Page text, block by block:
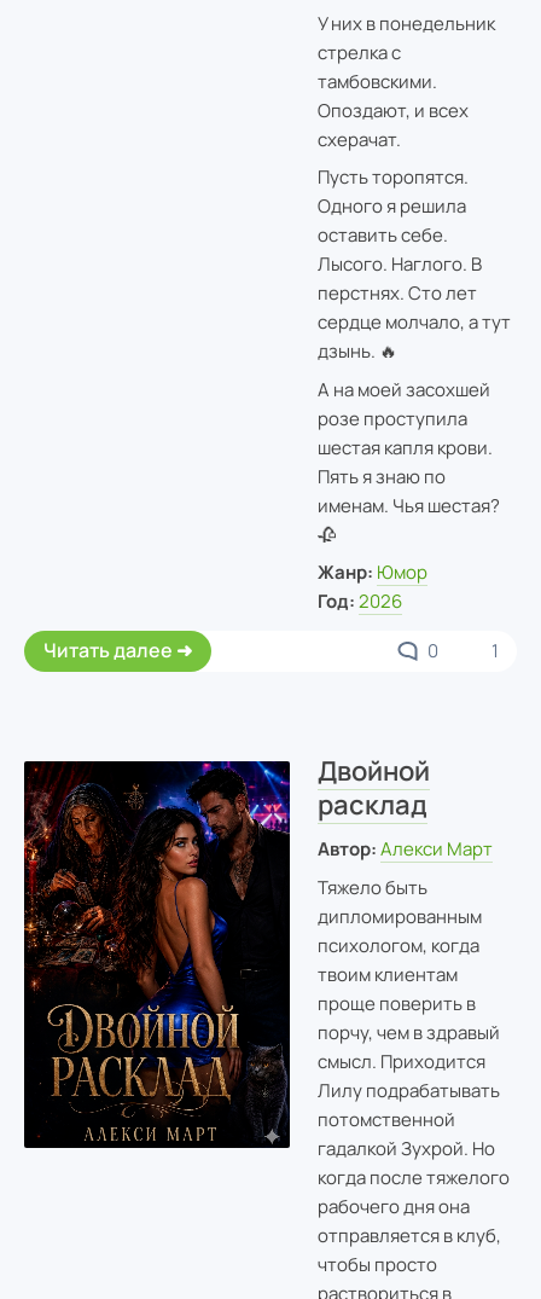
У них в понедельник
стрелка с
тамбовскими.
Опоздают, и всех
схерачат.
Пусть торопятся.
Одного я решила
оставить себе.
Лысого. Наглого. В
перстнях. Сто лет
сердце молчало, а тут
дзынь. 🔥
А на моей засохшей
розе проступила
шестая капля крови.
Пять я знаю по
именам. Чья шестая?
🥀
Жанр: Юмор
Год: 2026
Читать далее 0 1
Двойной
расклад
Автор: Алекси Март
Тяжело быть
дипломированным
психологом, когда
твоим клиентам
проще поверить в
порчу, чем в здравый
смысл. Приходится
Лилу подрабатывать
потомственной
гадалкой Зухрой. Но
когда после тяжелого
рабочего дня она
отправляется в клуб,
чтобы просто
раствориться в